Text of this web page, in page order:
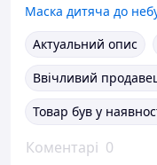
Маска дитяча до
Актуальний опис
Ввічливий
Товар був у
Коментарі 0